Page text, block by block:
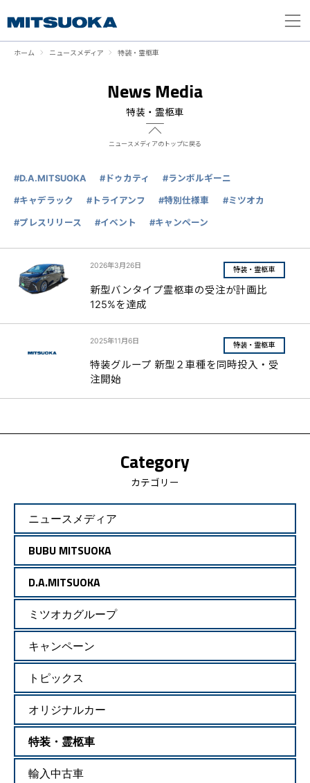
ホーム ニュースメディア 特装・霊柩車
News Media
特装・霊柩車
ニュースメディアのトップに戻る
#D.A.MITSUOKA #ドゥカティ #ランボルギーニ
#キャデラック #トライアンフ #特別仕様車 #ミツオカ
#プレスリリース #イベント #キャンペーン
2026年3月26日 特装・霊柩車
新型バンタイプ霊柩車の受注が計画比
125%を達成
2025年11月6日 特装・霊柩車
特装グループ 新型２車種を同時投入・受
注開始
Category
カテゴリー
ニュースメディア
BUBU MITSUOKA
D.A.MITSUOKA
ミツオカグループ
キャンペーン
トピックス
オリジナルカー
特装・霊柩車
輸入中古車